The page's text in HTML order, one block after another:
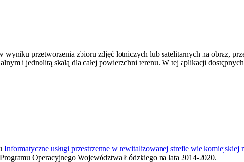
wyniku przetworzenia zbioru zdjęć lotniczych lub satelitarnych na obraz,
i jednolitą skalą dla całej powierzchni terenu. W tej aplikacji
Informatyczne usługi przestrzenne w rewitalizowanej strefie wielkomiejskiej
Operacyjnego Województwa Łódzkiego na lata 2014-2020.